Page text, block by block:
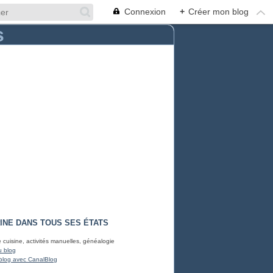
Connexion + Créer mon blog
DANS TOUS SES ÉTATS
cuisine, activités manuelles, généalogie
blog
avec CanalBlog